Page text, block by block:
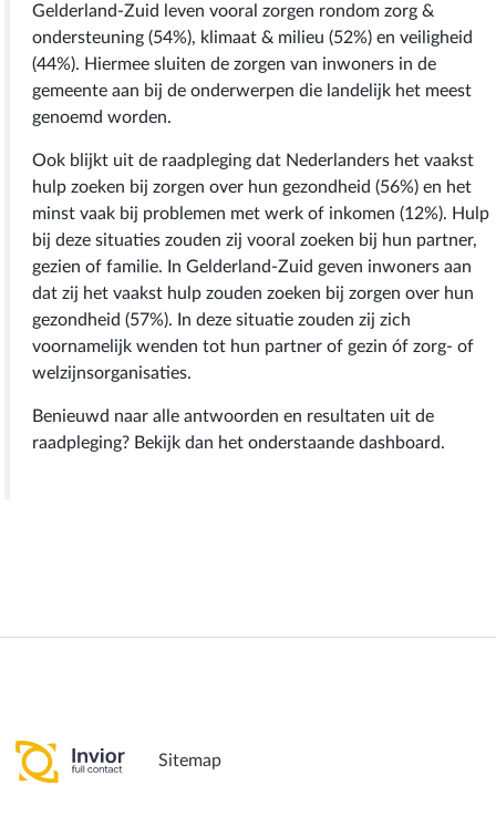
Gelderland-Zuid leven vooral zorgen rondom zorg &
ondersteuning (54%), klimaat & milieu (52%) en veiligheid
(44%). Hiermee sluiten de zorgen van inwoners in de
gemeente aan bij de onderwerpen die landelijk het meest
genoemd worden.
Ook blijkt uit de raadpleging dat Nederlanders het vaakst
hulp zoeken bij zorgen over hun gezondheid (56%) en het
minst vaak bij problemen met werk of inkomen (12%). Hulp
bij deze situaties zouden zij vooral zoeken bij hun partner,
gezien of familie. In Gelderland-Zuid geven inwoners aan
dat zij het vaakst hulp zouden zoeken bij zorgen over hun
gezondheid (57%). In deze situatie zouden zij zich
voornamelijk wenden tot hun partner of gezin óf zorg- of
welzijnsorganisaties.
Benieuwd naar alle antwoorden en resultaten uit de
raadpleging? Bekijk dan het onderstaande dashboard.
Sitemap